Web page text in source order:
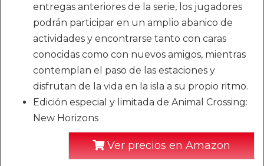
entregas anteriores de la serie, los jugadores
podrán participar en un amplio abanico de
actividades y encontrarse tanto con caras
conocidas como con nuevos amigos, mientras
contemplan el paso de las estaciones y
disfrutan de la vida en la isla a su propio ritmo.
Edición especial y limitada de Animal Crossing:
New Horizons
Ver precios en Amazon